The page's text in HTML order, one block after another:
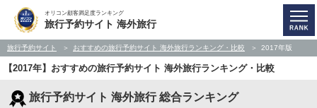
オリコン顧客満足度ランキング
旅行予約サイト 海外旅行
旅行予約サイト おすすめの旅行予約サイト 海外旅行ランキング・比較 2017年版
【2017年】おすすめの旅行予約サイト 海外旅行ランキング・比較
旅行予約サイト 海外旅行 総合ランキング